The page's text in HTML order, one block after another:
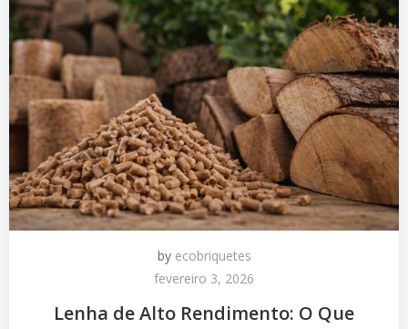
by ecobriquetes
fevereiro 3, 2026
Lenha de Alto Rendimento: O Que